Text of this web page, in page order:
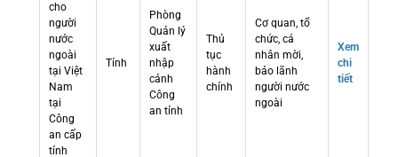
cho
người
nước
ngoài
tại Việt
Nam
tại
Công
an cấp
tỉnh
Tỉnh
Phòng
Quản lý
xuất
nhập
cảnh
Công
an tỉnh
Thủ
tục
hành
chính
Cơ quan, tổ
chức, cá
nhân mời,
bảo lãnh
người nước
ngoài
Xem
chi
tiết